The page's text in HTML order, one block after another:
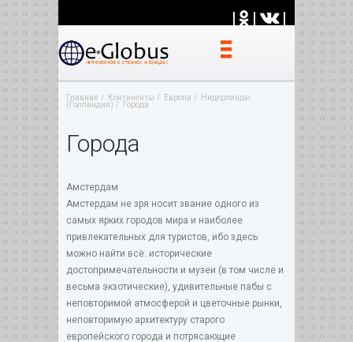
| | |
Главная Континенты Европа
Нидерланды
(Голландия)
Города
Города
Амстердам
Амстердам не зря носит звание одного из
самых ярких городов мира и наиболее
привлекательных для туристов, ибо здесь
можно найти всё: исторические
достопримечательности и музеи (в том числе и
весьма экзотические), удивительные пабы с
неповторимой атмосферой и цветочные рынки,
неповторимую архитектуру старого
европейского города и потрясающие